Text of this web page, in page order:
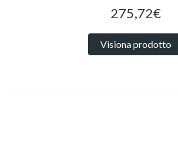
275,72€
Visiona prodotto